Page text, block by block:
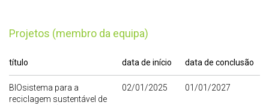
Projetos (membro da equipa)
título data de início data de conclusão
BIOsistema para a
reciclagem sustentável de
02/01/2025 01/01/2027